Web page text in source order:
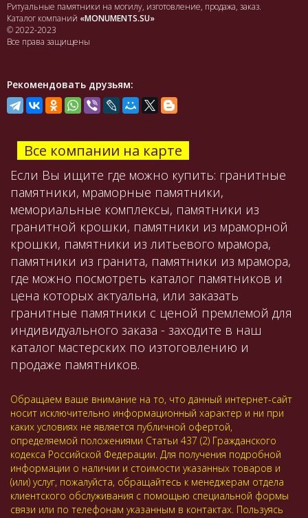
Ритуальные памятники на могилу, изготовление, продажа, заказ.
Каталог компаний «MONUMENTS.SU»
© 2022-2023
Все права защищены
Рекомендовать друзьям:
Все компании на карте
Если Вы ищите где можно купить: гранитные
памятники, мраморные памятники,
мемориальные комплексы, памятники из
гранитной крошки, памятники из мраморной
крошки, памятники из литьевого мрамора,
памятники из гранита, памятники из мрамора,
где можно посмотреть каталог памятников и
цена которых актуальна, или заказать
гранитные памятники с ценой премлемой для
индивидуального заказа - заходите в наш
каталог мастерских по изтоговлению и
продаже памятников.
Обращаем ваше внимание на то, что данный интернет-сайт
носит исключительно информационный характер и ни при
каких условиях не является публичной офертой,
определяемой положениями Статьи 437 (2) Гражданского
кодекса Российской Федерации. Для получения подробной
информации о наличии и стоимости указанных товаров и
(или) услуг, пожалуйста, обращайтесь к менеджерам отдела
клиентского обслуживания с помощью специальной формы
связи или по телефонам указанным в контактах. Пользуясь